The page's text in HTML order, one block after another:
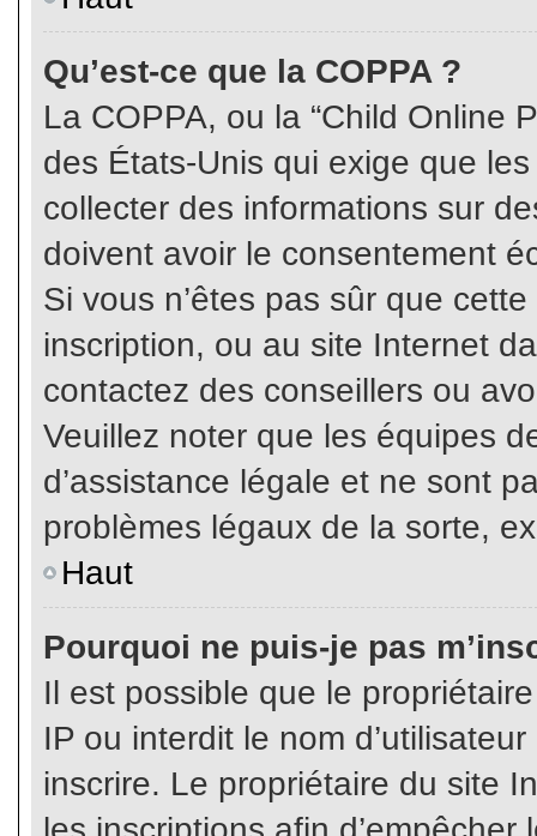
Qu’est-ce que la COPPA ?
La COPPA, ou la “Child Online
des États-Unis qui exige que
collecter des informations sur
doivent avoir le consentement
Si vous n’êtes pas sûr que
inscription, ou au site Internet
contactez des conseillers ou
Veuillez noter que les équipes
d’assistance légale et ne sont
problèmes légaux de la sorte,
Haut
Pourquoi ne puis-je pas
Il est possible que le
IP ou interdit le nom
inscrire. Le propriétaire du site